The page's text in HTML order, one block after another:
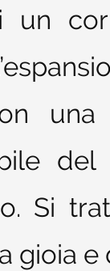
un
una
Si
gioia e